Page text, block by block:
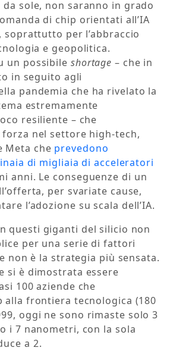
da sole, non saranno in grado
di chip orientati all’IA
soprattutto per l’abbraccio
e geopolitica.
un possibile shortage – che in
in seguito agli
pandemia che ha rivelato la
estremamente
resiliente – che
nel settore high-tech,
Meta che prevedono
di migliaia di acceleratori
anni. Le conseguenze di un
per svariate cause,
l’adozione su scala dell’IA.
questi giganti del silicio non
per una serie di fattori
non è la strategia più sensata.
si è dimostrata essere
100 aziende che
alla frontiera tecnologica (180
oggi ne sono rimaste solo 3
i 7 nanometri, con la sola
a 2.